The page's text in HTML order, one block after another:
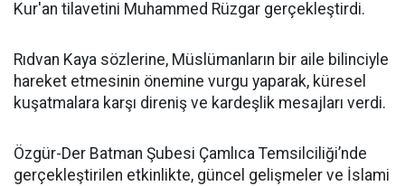
Kur'an tilavetini Muhammed Rüzgar gerçekleştirdi.
Rıdvan Kaya sözlerine, Müslümanların bir aile bilinciyle
hareket etmesinin önemine vurgu yaparak, küresel
kuşatmalara karşı direniş ve kardeşlik mesajları verdi.
Özgür-Der Batman Şubesi Çamlıca Temsilciliği’nde
gerçekleştirilen etkinlikte, güncel gelişmeler ve İslami